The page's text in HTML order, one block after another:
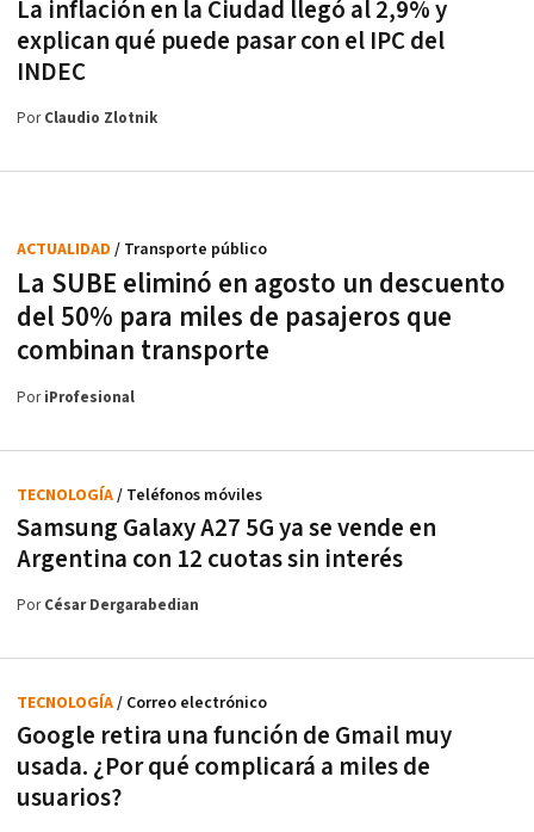
La inflación en la Ciudad llegó al 2,9% y
explican qué puede pasar con el IPC del
INDEC
PorClaudio Zlotnik
La SUBE eliminó en agosto un descuento
del 50% para miles de pasajeros que
combinan transporte
ACTUALIDAD / Transporte público
PoriProfesional
Samsung Galaxy A27 5G ya se vende en
Argentina con 12 cuotas sin interés
TECNOLOGÍA/ Teléfonos móviles
PorCésar Dergarabedian
Google retira una función de Gmail muy
usada. ¿Por qué complicará a miles de
usuarios?
TECNOLOGÍA/ Correo electrónico